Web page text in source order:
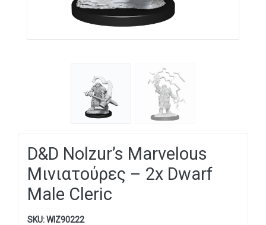
D&D Nolzur’s Marvelous
Μινιατούρες – 2x Dwarf
Male Cleric
SKU:WIZ90222